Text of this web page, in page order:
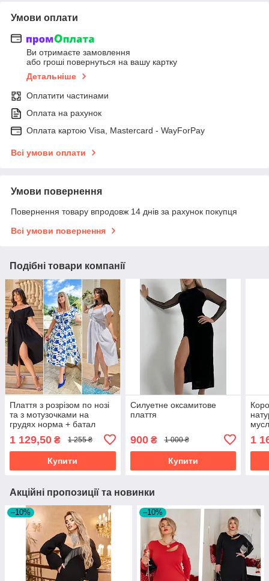
Умови оплати
Ви отримаєте замовлення
або гроші повернуться на вашу картку
Детальніше
Оплатити частинами
Оплата на рахунок
Оплата картою Visa, Mastercard - WayForPay
Всі умови оплати
Умови повернення
Повернення товару впродовж 14 днів за рахунок покупця
Всі умови повернення
Подібні товари компанії
Плаття з розрізом по нозі
та з мотузочками на
грудях норма + батал
1 129,50 ₴ 1 255 ₴
Купити
Силуетне оксамитове
плаття
900₴ 1 000 ₴
Купити
1
Акційні пропозиції та новинки
–10% –10%